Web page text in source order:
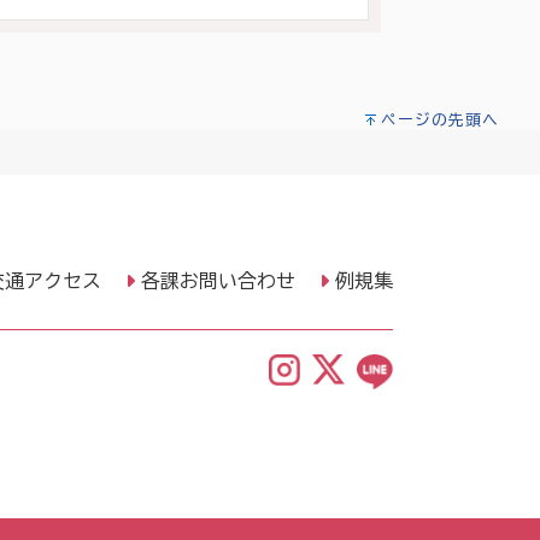
ページの先頭へ
通アクセス 各課お問い合わせ 例規集